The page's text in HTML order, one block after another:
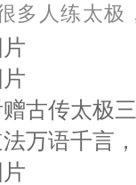
多人练太极
片
片
赠古传太极
万语千言
片